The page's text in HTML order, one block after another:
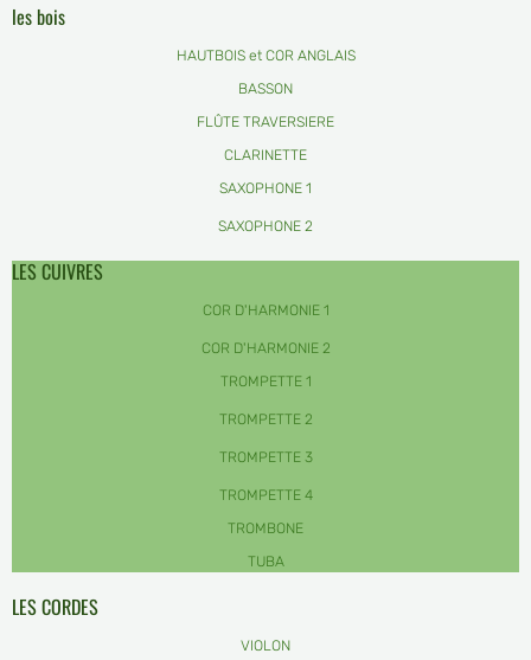
les bois
HAUTBOIS et COR ANGLAIS
BASSON
FLÛTE TRAVERSIERE
CLARINETTE
SAXOPHONE 1
SAXOPHONE 2
LES CUIVRES
COR D'HARMONIE 1
COR D'HARMONIE 2
TROMPETTE 1
TROMPETTE 2
TROMPETTE 3
TROMPETTE 4
TROMBONE
TUBA
LES CORDES
VIOLON